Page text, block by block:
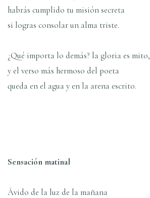
habrás cumplido tu misión secreta
si logras consolar un alma triste.
¿Qué importa lo demás? la gloria es mito,
y el verso más hermoso del poeta
queda en el agua y en la arena escrito.
Sensación matinal
Ávido de la luz de la mañana